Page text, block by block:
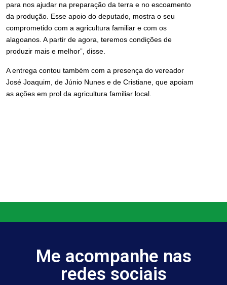
para nos ajudar na preparação da terra e no escoamento
da produção. Esse apoio do deputado, mostra o seu
comprometido com a agricultura familiar e com os
alagoanos. A partir de agora, teremos condições de
produzir mais e melhor”, disse.
A entrega contou também com a presença do vereador
José Joaquim, de Júnio Nunes e de Cristiane, que apoiam
as ações em prol da agricultura familiar local.
Me acompanhe nas
redes sociais